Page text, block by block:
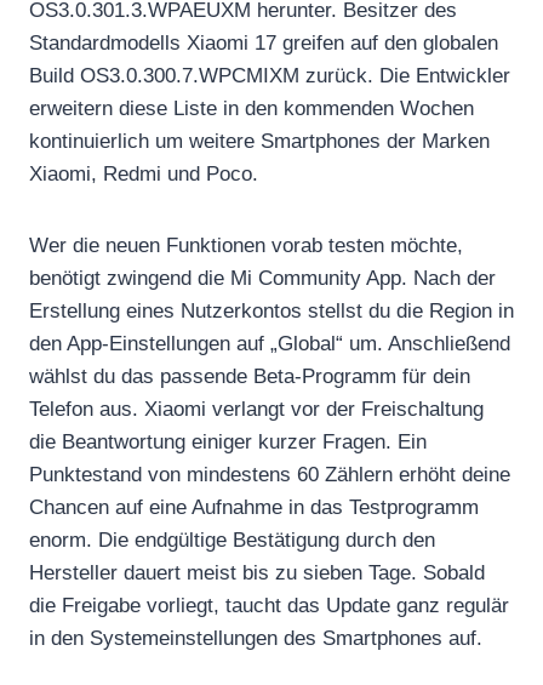
OS3.0.301.3.WPAEUXM herunter. Besitzer des
Standardmodells Xiaomi 17 greifen auf den globalen
Build OS3.0.300.7.WPCMIXM zurück. Die Entwickler
erweitern diese Liste in den kommenden Wochen
kontinuierlich um weitere Smartphones der Marken
Xiaomi, Redmi und Poco.
Wer die neuen Funktionen vorab testen möchte,
benötigt zwingend die Mi Community App. Nach der
Erstellung eines Nutzerkontos stellst du die Region in
den App-Einstellungen auf „Global“ um. Anschließend
wählst du das passende Beta-Programm für dein
Telefon aus. Xiaomi verlangt vor der Freischaltung
die Beantwortung einiger kurzer Fragen. Ein
Punktestand von mindestens 60 Zählern erhöht deine
Chancen auf eine Aufnahme in das Testprogramm
enorm. Die endgültige Bestätigung durch den
Hersteller dauert meist bis zu sieben Tage. Sobald
die Freigabe vorliegt, taucht das Update ganz regulär
in den Systemeinstellungen des Smartphones auf.